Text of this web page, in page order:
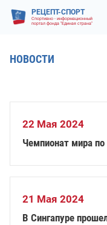
РЕЦЕПТ-СПОРТ
Спортивно - информационный
портал фонда "Единая страна"
НОВОСТИ
22 Мая 2024
Чемпионат мира
21 Мая 2024
В Сингапуре